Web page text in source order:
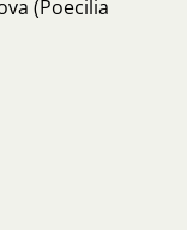
(Poecilia